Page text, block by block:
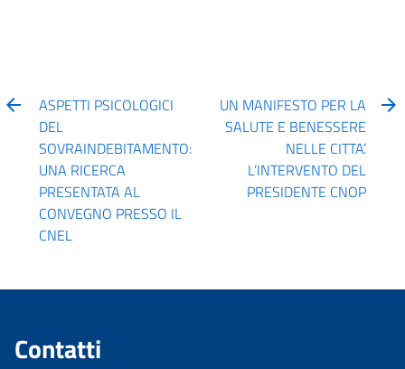
ASPETTI PSICOLOGICI
DEL
SOVRAINDEBITAMENTO:
UNA RICERCA
PRESENTATA AL
CONVEGNO PRESSO IL
CNEL
UN MANIFESTO PER LA
SALUTE E BENESSERE
NELLE CITTA’.
L’INTERVENTO DEL
PRESIDENTE CNOP
Contatti